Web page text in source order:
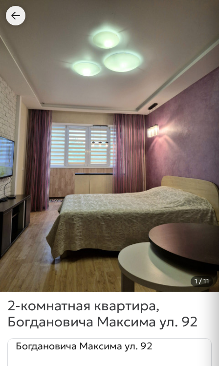
1 / 11
2-комнатная квартира,
Богдановича Максима ул. 92
Богдановича Максима ул. 92